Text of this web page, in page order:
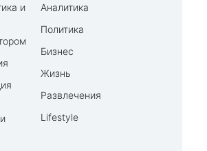
и
Аналитика
Политика
Бизнес
Жизнь
Развлечения
Lifestyle